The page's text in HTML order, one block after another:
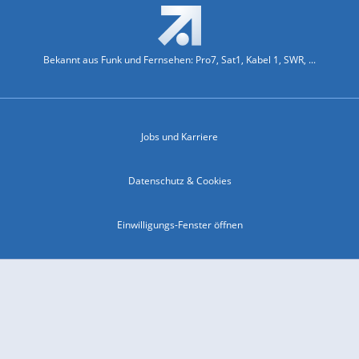
Bekannt aus Funk und Fernsehen: Pro7, Sat1, Kabel 1, SWR, ...
Jobs und Karriere
Datenschutz & Cookies
Einwilligungs-Fenster öffnen